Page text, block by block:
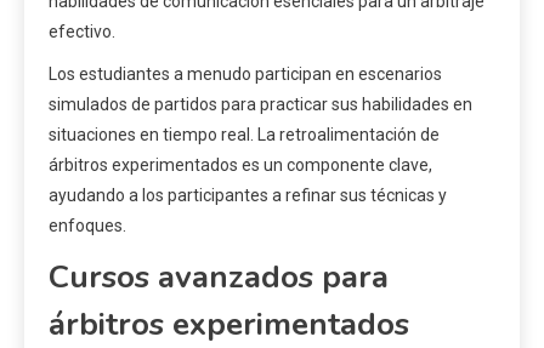
efectivo.
Los estudiantes a menudo participan en escenarios
simulados de partidos para practicar sus habilidades en
situaciones en tiempo real. La retroalimentación de
árbitros experimentados es un componente clave,
ayudando a los participantes a refinar sus técnicas y
enfoques.
Cursos avanzados para
árbitros experimentados